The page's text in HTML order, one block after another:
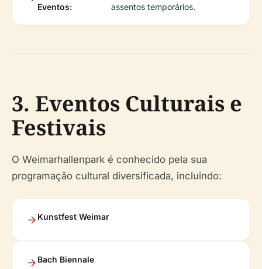
Eventos:
assentos temporários.
3. Eventos Culturais e
Festivais
O Weimarhallenpark é conhecido pela sua
programação cultural diversificada, incluindo:
Kunstfest Weimar
Bach Biennale